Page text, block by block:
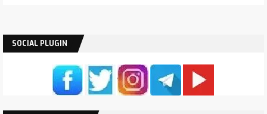
SOCIAL PLUGIN